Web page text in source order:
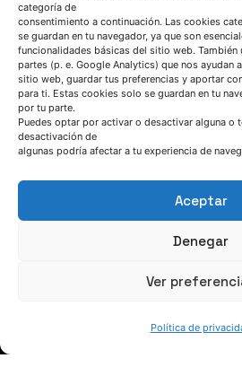
categoría de
consentimiento a continuación. Las cookies
se guardan en tu navegador, ya que son
funcionalidades básicas del sitio web.
partes (p. e. Google Analytics) que nos ayudan
sitio web, guardar tus preferencias y aportar
para ti. Estas cookies solo se guardan en tu
por tu parte.
Puedes optar por activar o desactivar alguna o
desactivación de
algunas podría afectar a tu experiencia de
Aceptar
Denegar
Ver
Política de
SÍGUENOS
Suscríbete a nuestras noticias